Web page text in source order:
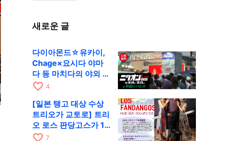
새로운 글
다이아몬드☆유카이,
Chage×요시다 야마
다 등 마치다의 야외 페
스티벌에 출연
favorite_border 4
[일본 탱고 대상 수상
트리오가 교토로] 트리
오 로스 판당고스가 10
월 9일 RAG에서 공연
favorite_border 7